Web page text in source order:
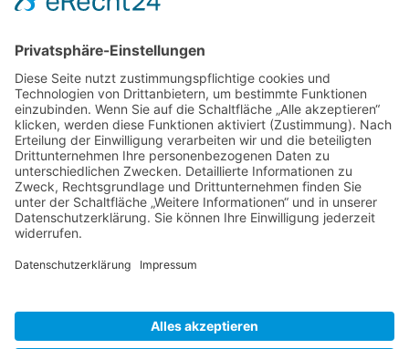
Suche
Datenschutz
Cookie-Einstellungen
Sonstige
Kontakt
Facebook
Anfahrt & Lageplan